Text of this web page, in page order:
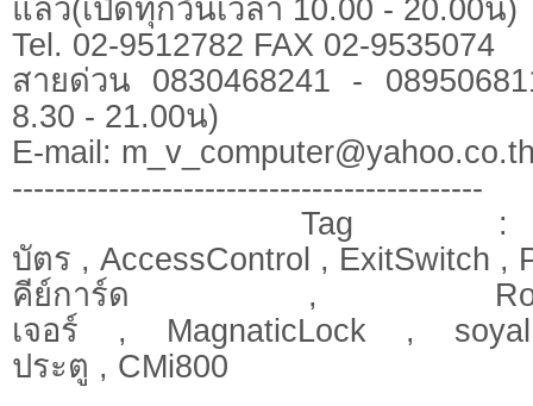
แล้ว(เปิดทุกวันเวลา 10.00 - 20.00น)
Tel. 02-9512782 FAX 02-9535074
สายด่วน 0830468241 -
8.30 - 21.00น)
E-mail:
--------------------------------------------
Tag : เครื่
บัตร , AccessControl , ExitSwitch ,
คีย์การ์ด ,
เจอร์ , MagnaticLock ,
ประตู , CMi800